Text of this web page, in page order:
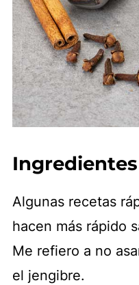
Algunas recetas
hacen más rápido
Me refiero a no
el jengibre.